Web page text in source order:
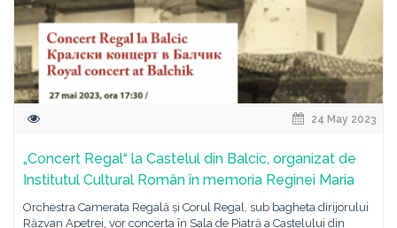
24 May 2023
„Concert Regal“ la Castelul din Balcic, organizat de
Institutul Cultural Român în memoria Reginei Maria
Orchestra Camerata Regală și Corul Regal, sub bagheta dirijorului
Răzvan Apetrei, vor concerta în Sala de Piatră a Castelului din